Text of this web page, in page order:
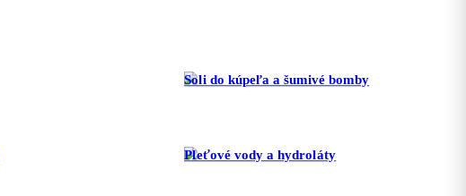
Soli do kúpeľa a šumivé bomby
Pleťové vody a hydroláty